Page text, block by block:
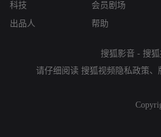
科技
出品人
会员剧场
帮助
搜狐影音 - 搜
请仔细阅读 搜狐视频隐私政策、